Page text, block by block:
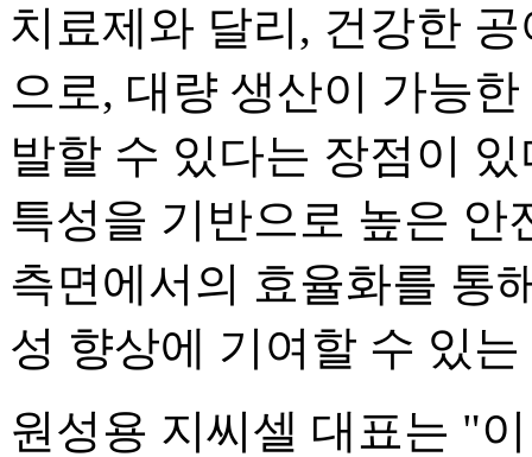
치료제와 달리, 건강한
으로, 대량 생산이 가능
발할 수 있다는 장점이
특성을 기반으로 높은 안
측면에서의 효율화를 통
성 향상에 기여할 수 있
원성용 지씨셀 대표는 "